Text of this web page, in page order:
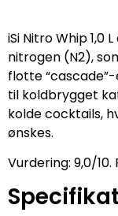
iSi Nitro Whip 1,0
nitrogen (N2),
flotte
til koldbrygget
kolde cocktails,
ønskes.
Vurdering: 9,0/10.